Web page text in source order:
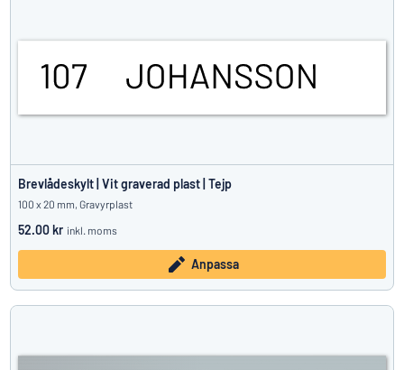
Brevlådeskylt | Vit graverad plast | Tejp
100 x 20 mm, Gravyrplast
52.00 kr inkl. moms
Anpassa